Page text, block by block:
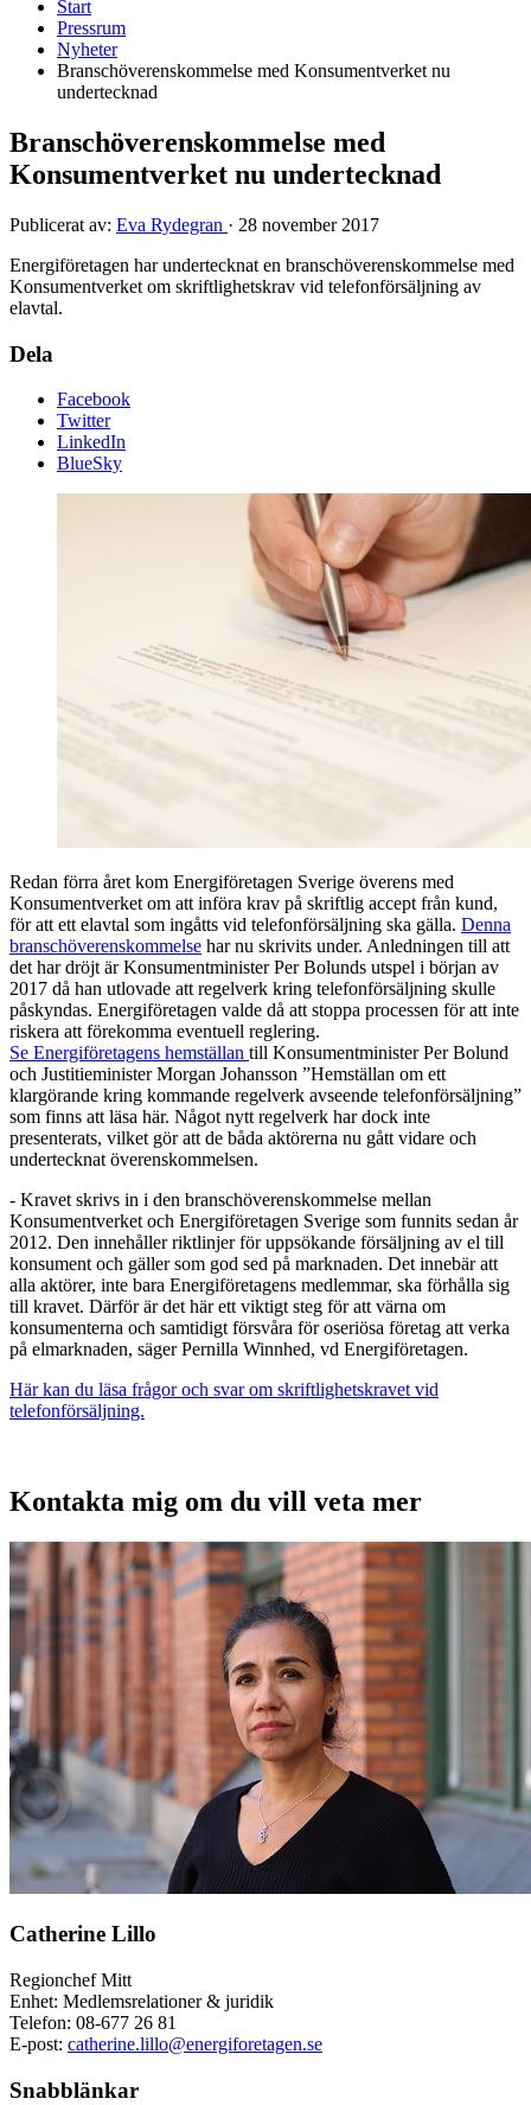
Start
Pressrum
Nyheter
Branschöverenskommelse med Konsumentverket nu
undertecknad
Branschöverenskommelse med
Konsumentverket nu undertecknad
Publicerat av: Eva Rydegran · 28 november 2017
Energiföretagen har undertecknat en branschöverenskommelse med
Konsumentverket om skriftlighetskrav vid telefonförsäljning av
elavtal.
Dela
Facebook
Twitter
LinkedIn
BlueSky
Redan förra året kom Energiföretagen Sverige överens med
Konsumentverket om att införa krav på skriftlig accept från kund,
för att ett elavtal som ingåtts vid telefonförsäljning ska gälla. Denna
branschöverenskommelse har nu skrivits under. Anledningen till att
det har dröjt är Konsumentminister Per Bolunds utspel i början av
2017 då han utlovade att regelverk kring telefonförsäljning skulle
påskyndas. Energiföretagen valde då att stoppa processen för att inte
riskera att förekomma eventuell reglering.
Se Energiföretagens hemställan till Konsumentminister Per Bolund
och Justitieminister Morgan Johansson ”Hemställan om ett
klargörande kring kommande regelverk avseende telefonförsäljning”
som finns att läsa här. Något nytt regelverk har dock inte
presenterats, vilket gör att de båda aktörerna nu gått vidare och
undertecknat överenskommelsen.
- Kravet skrivs in i den branschöverenskommelse mellan
Konsumentverket och Energiföretagen Sverige som funnits sedan år
2012. Den innehåller riktlinjer för uppsökande försäljning av el till
konsument och gäller som god sed på marknaden. Det innebär att
alla aktörer, inte bara Energiföretagens medlemmar, ska förhålla sig
till kravet. Därför är det här ett viktigt steg för att värna om
konsumenterna och samtidigt försvåra för oseriösa företag att verka
på elmarknaden, säger Pernilla Winnhed, vd Energiföretagen.
Här kan du läsa frågor och svar om skriftlighetskravet vid
telefonförsäljning.
Kontakta mig om du vill veta mer
Catherine Lillo
Regionchef Mitt
Enhet: Medlemsrelationer & juridik
Telefon: 08-677 26 81
E-post: catherine.lillo@energiforetagen.se
Snabblänkar